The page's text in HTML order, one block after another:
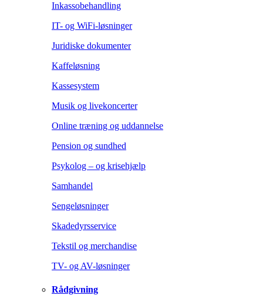
Inkassobehandling
IT- og WiFi-løsninger
Juridiske dokumenter
Kaffeløsning
Kassesystem
Musik og livekoncerter
Online træning og uddannelse
Pension og sundhed
Psykolog – og krisehjælp
Samhandel
Sengeløsninger
Skadedyrsservice
Tekstil og merchandise
TV- og AV-løsninger
Rådgivning